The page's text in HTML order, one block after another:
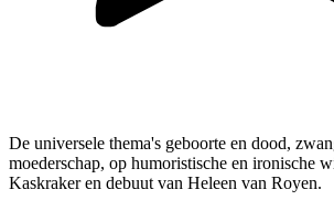
De universele thema's geboorte en dood,
moederschap, op humoristische en ironische
Kaskraker en debuut van Heleen van Royen.